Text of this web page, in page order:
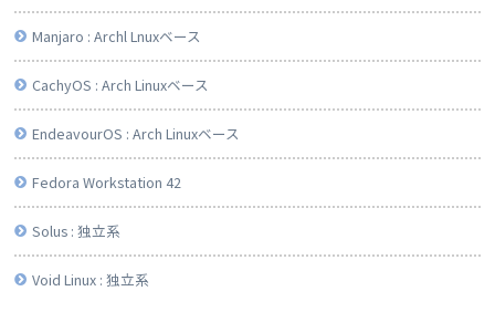
Manjaro : Archl Lnuxベース
CachyOS : Arch Linuxベース
EndeavourOS : Arch Linuxベース
Fedora Workstation 42
Solus : 独立系
Void Linux : 独立系